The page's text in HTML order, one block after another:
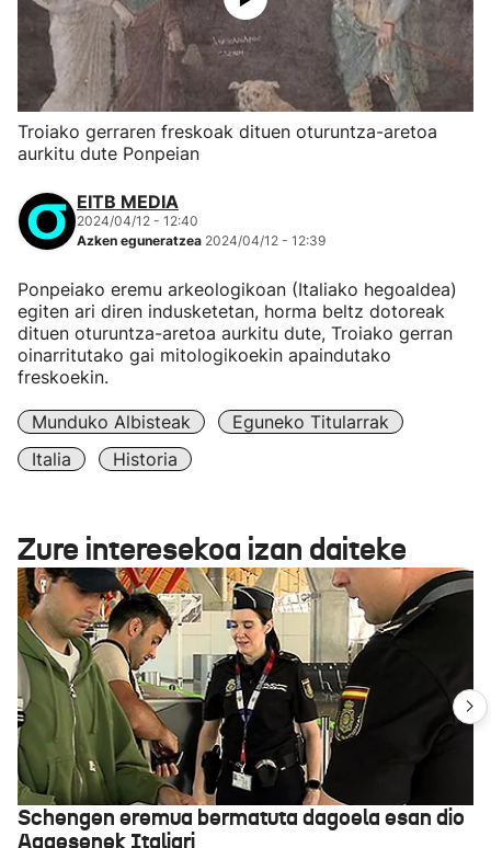
Troiako gerraren freskoak dituen oturuntza-aretoa
aurkitu dute Ponpeian
EITB MEDIA
2024/04/12 - 12:40
Azken eguneratzea 2024/04/12 - 12:39
Ponpeiako eremu arkeologikoan (Italiako hegoaldea)
egiten ari diren indusketetan, horma beltz dotoreak
dituen oturuntza-aretoa aurkitu dute, Troiako gerran
oinarritutako gai mitologikoekin apaindutako
freskoekin.
Munduko Albisteak
Eguneko Titularrak
Italia
Historia
Zure interesekoa izan daiteke
Schengen eremua bermatuta dagoela esan dio
Aagesenek Italiari